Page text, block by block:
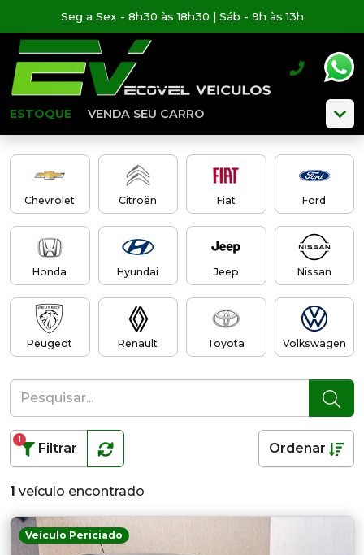
Seg a Sex - 8h30 às 18h30 | Sáb - 9h às 13h
ESTOQUE VENDA SEU CARRO
Chevrolet Citroën Fiat Ford
Honda Hyundai Jeep Nissan
Peugeot Renault Toyota Volkswagen
Filtrar
1
Ordenar
1 veículo encontrado
Veículo Periciado